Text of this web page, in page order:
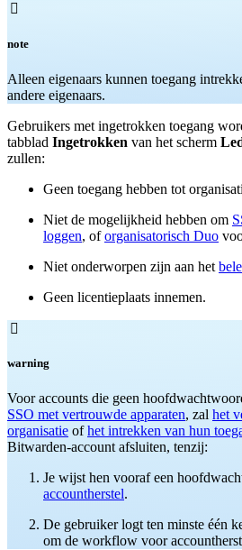

note
Alleen eigenaars kunnen toegang
andere eigenaars.
Gebruikers met ingetrokken toegang
tabblad Ingetrokken van het scherm
zullen:
Geen toegang hebben tot
Niet de mogelijkheid hebben om
loggen, oforganisatorisch Duo
Niet onderworpen zijn aan het
Geen licentieplaats innemen.

warning
Voor accounts die geen
SSO met vertrouwde apparaten, zal het
organisatie ofhet intrekken van hun
Bitwarden-account afsluiten, tenzij:
Je wijst hen vooraf een
accountherstel.
De gebruiker logt ten minste één
om de workflow voor